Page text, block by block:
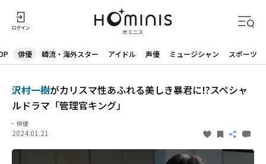
俳優 韓流・海外スター アイドル 声優 ミュージシャン スポーツ
沢村一樹がカリスマ性あふれる美しき暴君に!?スペシャ
ルドラマ「管理官キング」
俳優
2024.01.21